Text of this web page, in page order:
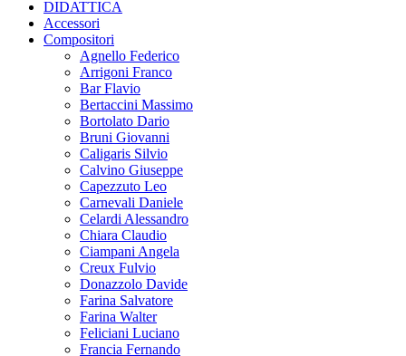
DIDATTICA
Accessori
Compositori
Agnello Federico
Arrigoni Franco
Bar Flavio
Bertaccini Massimo
Bortolato Dario
Bruni Giovanni
Caligaris Silvio
Calvino Giuseppe
Capezzuto Leo
Carnevali Daniele
Celardi Alessandro
Chiara Claudio
Ciampani Angela
Creux Fulvio
Donazzolo Davide
Farina Salvatore
Farina Walter
Feliciani Luciano
Francia Fernando